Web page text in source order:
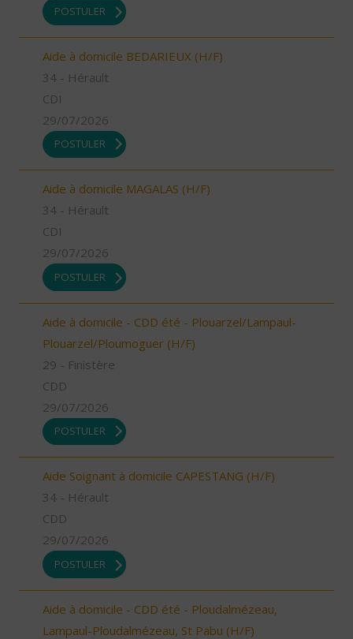
POSTULER
Aide à domicile BEDARIEUX (H/F)
34 - Hérault
CDI
29/07/2026
POSTULER
Aide à domicile MAGALAS (H/F)
34 - Hérault
CDI
29/07/2026
POSTULER
Aide à domicile - CDD été - Plouarzel/Lampaul-
Plouarzel/Ploumoguer (H/F)
29 - Finistère
CDD
29/07/2026
POSTULER
Aide Soignant à domicile CAPESTANG (H/F)
34 - Hérault
CDD
29/07/2026
POSTULER
Aide à domicile - CDD été - Ploudalmézeau,
Lampaul-Ploudalmézeau, St Pabu (H/F)